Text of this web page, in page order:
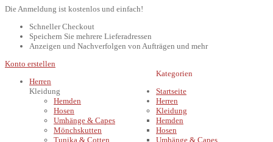
Die Anmeldung ist kostenlos und einfach!
Schneller Checkout
Speichern Sie mehrere Lieferadressen
Anzeigen und Nachverfolgen von Aufträgen und mehr
Konto erstellen
Herren
Kleidung
Hemden
Hosen
Umhänge & Capes
Mönchskutten
Tunika & Cotten
Kategorien
Startseite
Herren
Kleidung
Hemden
Hosen
Umhänge & Capes